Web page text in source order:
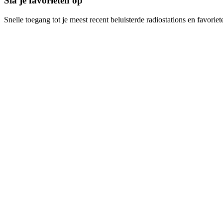
Snelle toegang tot je meest recent beluisterde radiostations en